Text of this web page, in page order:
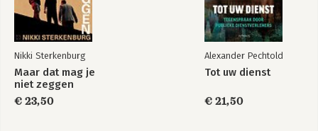
Belastingdienst
11. Tegels lichten
12. Als de Raad van State 180 graden draait
Deel 4: Als de waarheid te complex blijkt
13. De spijkerharde conclusies van de commissie-Donner
14. Hoongelach vanaf de tribune
15. De jacht op de staatssecretaris
Nikki Sterkenburg
Maar dat mag je
niet zeggen
€ 23,50
Alexander Pechtold
Tot uw dienst
€ 21,50